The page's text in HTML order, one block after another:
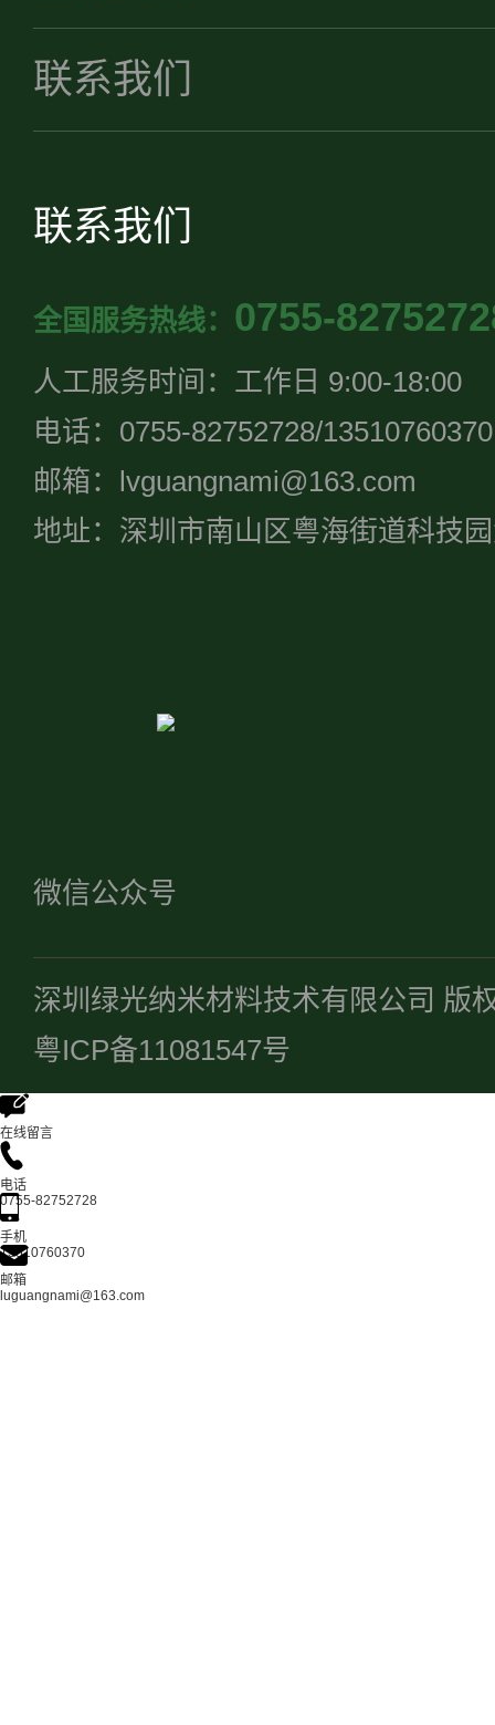
联系我们
联系我们
全国服务热线： 0755-
人工服务时间：工作日 9:00-18:00
电话：0755-82752728/13510760370
邮箱：lvguangnami@163.com
地址：深圳市南山区粤海街道科技
微信公众号
深圳绿光纳米材料技术有限公司 版
粤ICP备11081547号
在线留言
电话
0755-82752728
手机
13510760370
邮箱
luguangnami@163.com